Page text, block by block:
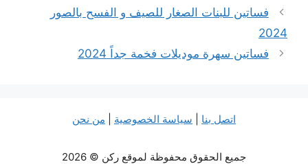
فساتين للبنات الصغار للصيف و الفسح بالصور
2024
فساتين سهرة موديلات فخمة جداً 2024
اتصل بنا سياسة الخصوصية من نحن
جميع الحقوق محفوظة لموقع ركن © 2026